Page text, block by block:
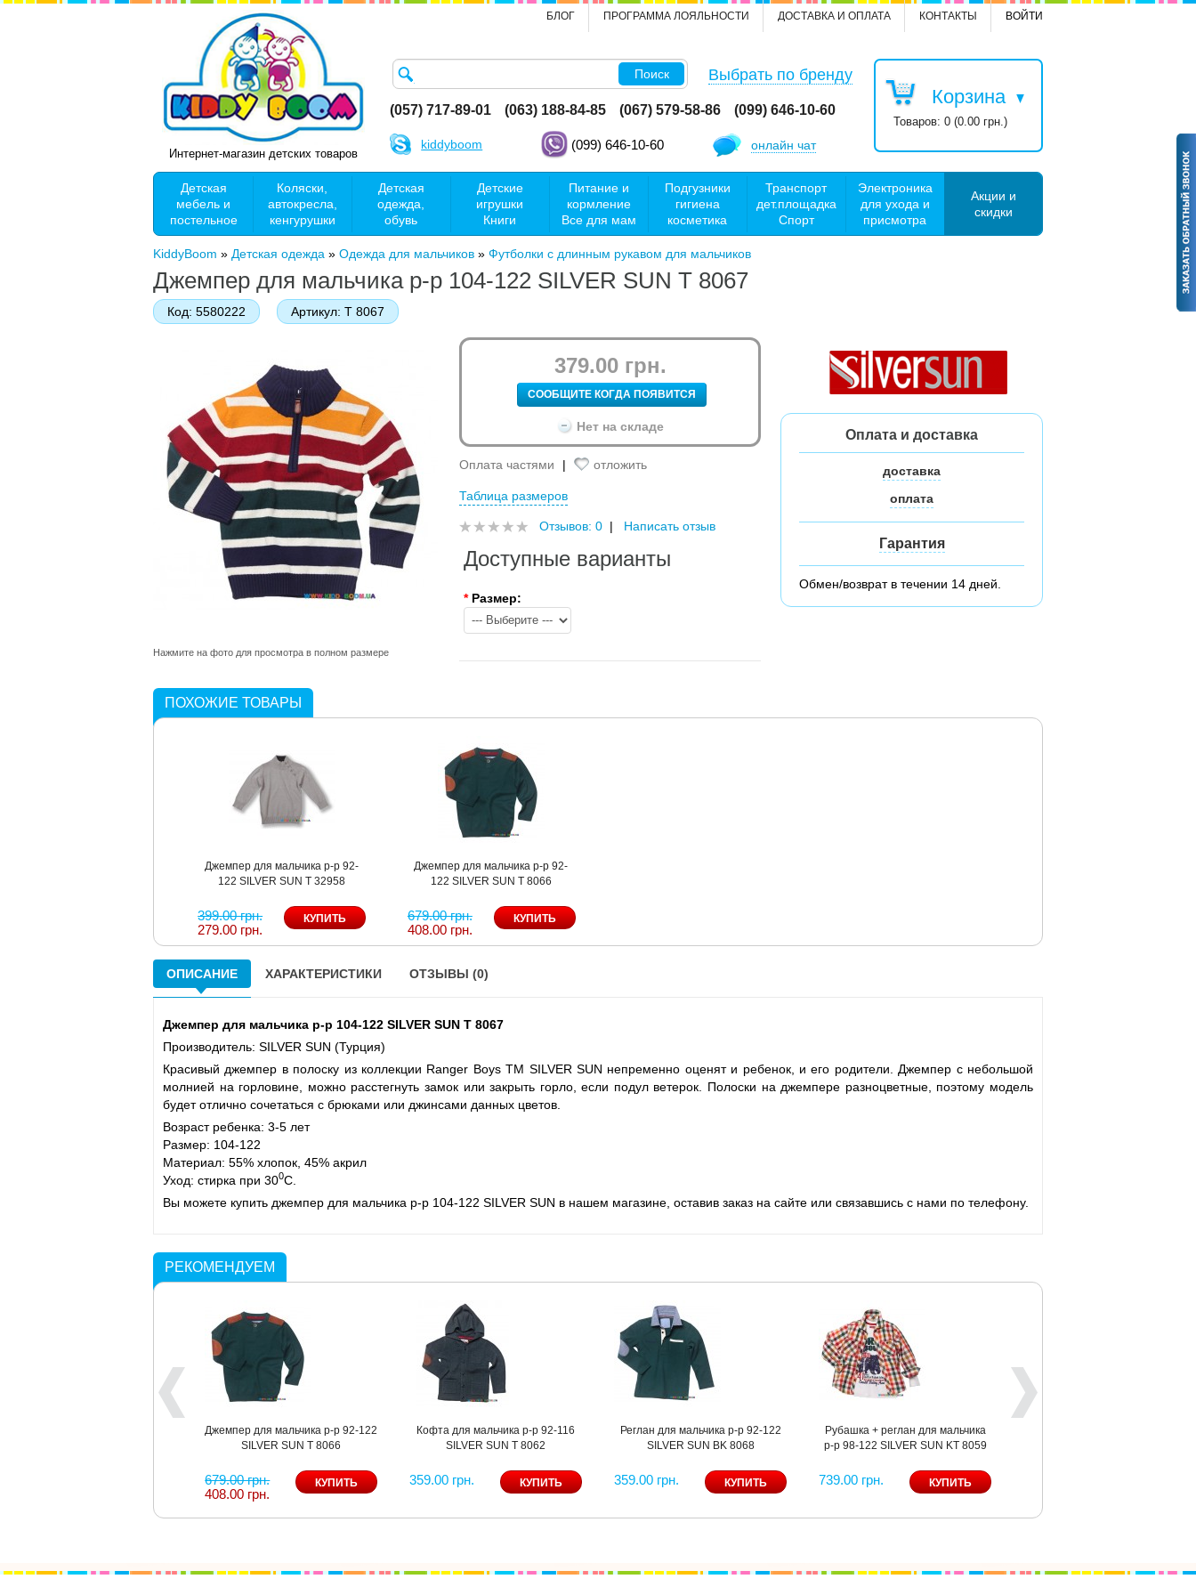
ВОЙТИ
КОНТАКТЫ
ДОСТАВКА И ОПЛАТА
ПРОГРАММА ЛОЯЛЬНОСТИ
БЛОГ
Интернет-магазин детских товаров
Поиск Выбрать по бренду
Корзина
Товаров: 0 (0.00 грн.)
(057) 717-89-01 (063) 188-84-85 (067) 579-58-86 (099) 646-10-60
kiddyboom (099) 646-10-60 онлайн чат
Детская
мебель и
постельное
Коляски,
автокресла,
кенгурушки
Детская
одежда,
обувь
Детские
игрушки
Книги
Питание и
кормление
Все для мам
Подгузники
гигиена
косметика
Транспорт
дет.площадка
Спорт
Электроника
для ухода и
присмотра
Акции и
скидки
KiddyBoom » Детская одежда » Одежда для мальчиков » Футболки с длинным рукавом для мальчиков
Джемпер для мальчика р-р 104-122 SILVER SUN T 8067
Код: 5580222 Артикул: T 8067
Нажмите на фото для просмотра в полном размере
379.00 грн.
СООБЩИТЕ КОГДА ПОЯВИТСЯ
Нет на складе
Оплата частями | отложить
Таблица размеров
Отзывов: 0 | Написать отзыв
Доступные варианты
* Размер:
Оплата и доставка
доставка
оплата
Гарантия
Обмен/возврат в течении 14 дней.
ПОХОЖИЕ ТОВАРЫ
Джемпер для мальчика р-р 92-
122 SILVER SUN T 32958
399.00 грн.
279.00 грн.
Джемпер для мальчика р-р 92-
122 SILVER SUN T 8066
679.00 грн.
408.00 грн.
ОПИСАНИЕ ХАРАКТЕРИСТИКИ ОТЗЫВЫ (0)
Джемпер для мальчика р-р 104-122 SILVER SUN T 8067
Производитель: SILVER SUN (Турция)
Красивый джемпер в полоску из коллекции Ranger Boys ТМ SILVER SUN непременно оценят и ребенок, и его родители. Джемпер с небольшой
молнией на горловине, можно расстегнуть замок или закрыть горло, если подул ветерок. Полоски на джемпере разноцветные, поэтому модель
будет отлично сочетаться с брюками или джинсами данных цветов.
Возраст ребенка: 3-5 лет
Размер: 104-122
Материал: 55% хлопок, 45% акрил
Уход: стирка при 300С.
Вы можете купить джемпер для мальчика р-р 104-122 SILVER SUN в нашем магазине, оставив заказ на сайте или связавшись с нами по телефону.
РЕКОМЕНДУЕМ
Джемпер для мальчика р-р 92-122
SILVER SUN T 8066
679.00 грн.
408.00 грн.
Кофта для мальчика р-р 92-116
SILVER SUN T 8062
359.00 грн.
Реглан для мальчика р-р 92-122
SILVER SUN BK 8068
359.00 грн.
Рубашка + реглан для мальчика
р-р 98-122 SILVER SUN KT 8059
739.00 грн.